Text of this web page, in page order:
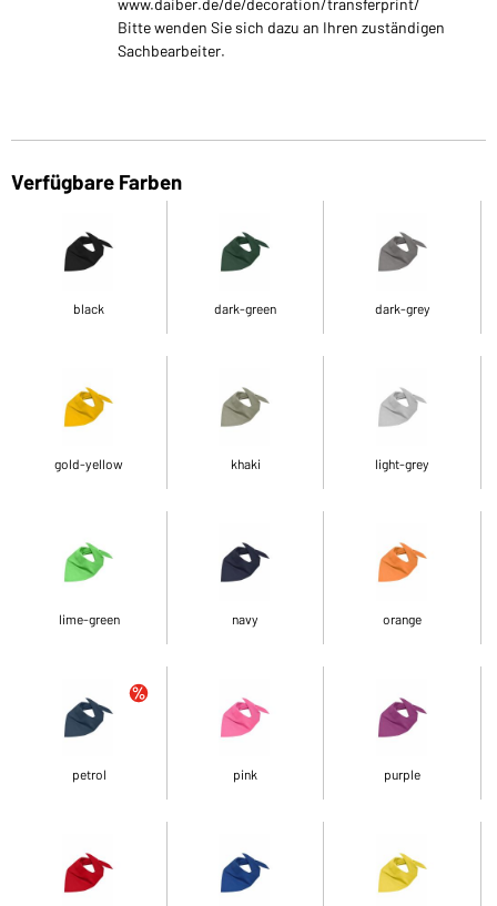
Bitte wenden Sie sich dazu an Ihren zuständigen
Sachbearbeiter.
Verfügbare Farben
black dark-green dark-grey
gold-yellow khaki light-grey
lime-green navy orange
petrol pink purple